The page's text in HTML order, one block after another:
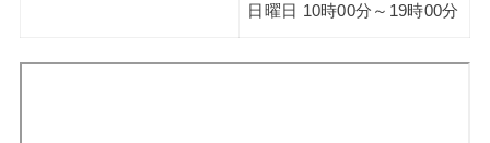
日曜日 10時00分～19時00分